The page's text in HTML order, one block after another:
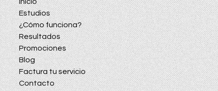
Inicio
Estudios
¿Cómo funciona?
Resultados
Promociones
Blog
Factura tu servicio
Contacto